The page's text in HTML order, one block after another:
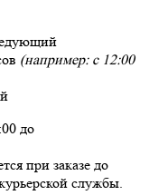
(например: с 12:00
до
при заказе до
службы.